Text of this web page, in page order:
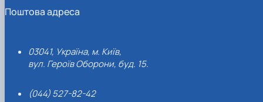
Поштова адреса
03041, Україна, м. Київ,
вул. Героїв Оборони, буд. 15.
(044) 527-82-42